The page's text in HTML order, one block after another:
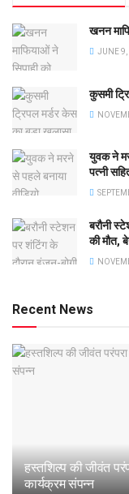
खनन
JUNE 9,
कुसमी
युवक ने
पत्नी
बरौनी
की मौत,
Recent News
हस्तशिल्प की जीवंत
कार्यक्रम संपन्न